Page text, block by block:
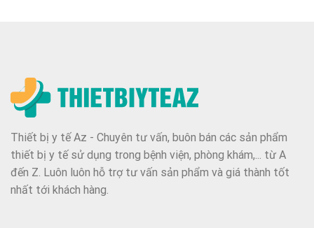
Thiết bị y tế Az - Chuyên tư vấn, buôn bán các sản phẩm
thiết bị y tế sử dụng trong bệnh viện, phòng khám,... từ A
đến Z. Luôn luôn hỗ trợ tư vấn sản phẩm và giá thành tốt
nhất tới khách hàng.